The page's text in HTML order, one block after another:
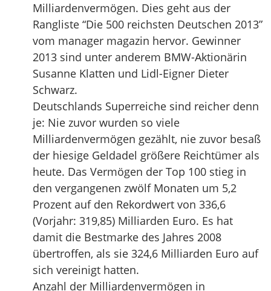
Milliardenvermögen. Dies geht aus der
Rangliste “Die 500 reichsten Deutschen 2013”
vom manager magazin hervor. Gewinner
2013 sind unter anderem BMW-Aktionärin
Susanne Klatten und Lidl-Eigner Dieter
Schwarz.
Deutschlands Superreiche sind reicher denn
je: Nie zuvor wurden so viele
Milliardenvermögen gezählt, nie zuvor besaß
der hiesige Geldadel größere Reichtümer als
heute. Das Vermögen der Top 100 stieg in
den vergangenen zwölf Monaten um 5,2
Prozent auf den Rekordwert von 336,6
(Vorjahr: 319,85) Milliarden Euro. Es hat
damit die Bestmarke des Jahres 2008
übertroffen, als sie 324,6 Milliarden Euro auf
sich vereinigt hatten.
Anzahl der Milliardenvermögen in